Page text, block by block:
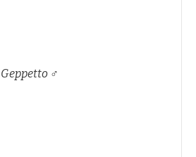
Geppetto ♂